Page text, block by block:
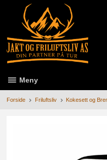
innholdet
Meny
Forside Friluftsliv Kokesett og